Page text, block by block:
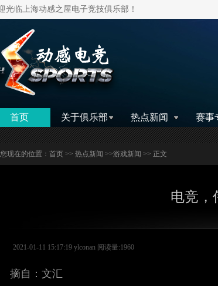
光临上海动感之屋电子竞技俱乐部！
首页 关于俱乐部 热点新闻 赛事
您现在的位置： 首页 >> 热点新闻 >>游戏新闻 >> 正文
电竞，
2021-01-11 15:17:19 ylconan 阅读量:1960
摘自：文汇